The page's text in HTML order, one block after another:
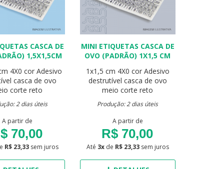
CASCA DE
1,5X1,5CM
4X0 cor Adesivo
casca de ovo
corte reto
2 dias úteis
A partir de
70,00
R$ 23,33sem juros
MINI ETIQUETAS CASCA DE
OVO (PADRÃO) 1X1,5 CM
1x1,5 cm 4X0 cor Adesivo
destrutível casca de ovo
meio corte reto
Produção: 2 dias úteis
A partir de
R$ 70,00
Até 3xde R$ 23,33sem juros